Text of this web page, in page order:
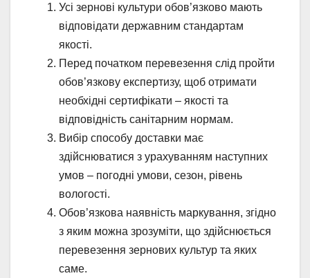
Усі зернові культури обов’язково мають
відповідати державним стандартам
якості.
Перед початком перевезення слід пройти
обов’язкову експертизу, щоб отримати
необхідні сертифікати – якості та
відповідність санітарним нормам.
Вибір способу доставки має
здійснюватися з урахуванням наступних
умов – погодні умови, сезон, рівень
вологості.
Обов’язкова наявність маркування, згідно
з яким можна зрозуміти, що здійснюється
перевезення зернових культур та яких
саме.